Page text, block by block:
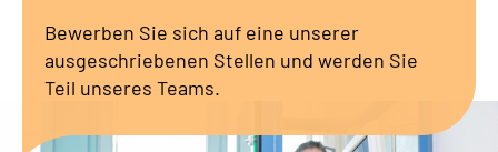
Krankheitsbilder
Bewerben Sie sich auf eine unserer
ausgeschriebenen Stellen und werden Sie
Teil unseres Teams.